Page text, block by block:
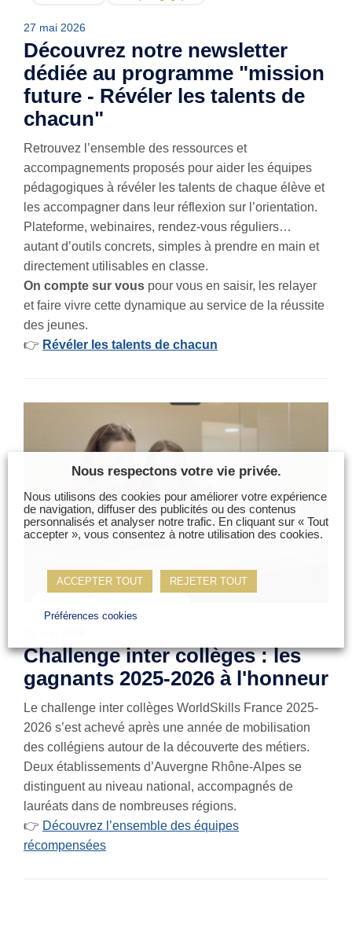
27 mai 2026
Découvrez notre newsletter
dédiée au programme "mission
future - Révéler les talents de
chacun"
Retrouvez l’ensemble des ressources et
accompagnements proposés pour aider les équipes
pédagogiques à révéler les talents de chaque élève et
les accompagner dans leur réflexion sur l’orientation.
Plateforme, webinaires, rendez-vous réguliers…
autant d’outils concrets, simples à prendre en main et
directement utilisables en classe.
On compte sur vous pour vous en saisir, les relayer
et faire vivre cette dynamique au service de la réussite
des jeunes.
👉 Révéler les talents de chacun
Challenge inter collèges : les
gagnants 2025-2026 à l'honneur
Le challenge inter collèges WorldSkills France 2025-
2026 s’est achevé après une année de mobilisation
des collégiens autour de la découverte des métiers.
Deux établissements d’Auvergne Rhône-Alpes se
distinguent au niveau national, accompagnés de
lauréats dans de nombreuses régions.
👉 Découvrez l’ensemble des équipes
récompensées
Nous respectons votre vie privée.
Nous utilisons des cookies pour améliorer votre expérience
de navigation, diffuser des publicités ou des contenus
personnalisés et analyser notre trafic. En cliquant sur « Tout
accepter », vous consentez à notre utilisation des cookies.
ACCEPTER TOUT REJETER TOUT
Préférences cookies